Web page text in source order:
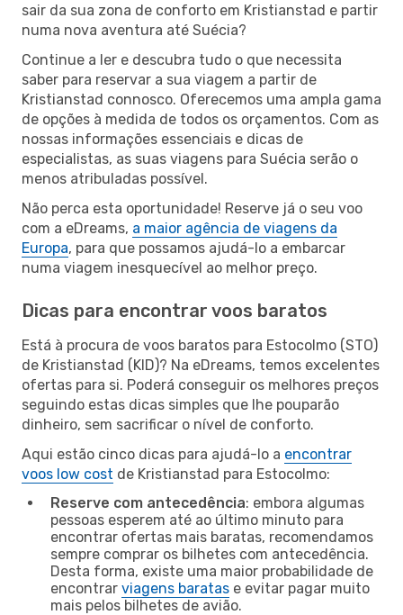
sair da sua zona de conforto em Kristianstad e partir
numa nova aventura até Suécia?
Continue a ler e descubra tudo o que necessita
saber para reservar a sua viagem a partir de
Kristianstad connosco. Oferecemos uma ampla gama
de opções à medida de todos os orçamentos. Com as
nossas informações essenciais e dicas de
especialistas, as suas viagens para Suécia serão o
menos atribuladas possível.
Não perca esta oportunidade! Reserve já o seu voo
com a eDreams, a maior agência de viagens da
Europa, para que possamos ajudá-lo a embarcar
numa viagem inesquecível ao melhor preço.
Dicas para encontrar voos baratos
Está à procura de voos baratos para Estocolmo (STO)
de Kristianstad (KID)? Na eDreams, temos excelentes
ofertas para si. Poderá conseguir os melhores preços
seguindo estas dicas simples que lhe pouparão
dinheiro, sem sacrificar o nível de conforto.
Aqui estão cinco dicas para ajudá-lo a encontrar
voos low cost de Kristianstad para Estocolmo:
Reserve com antecedência: embora algumas
pessoas esperem até ao último minuto para
encontrar ofertas mais baratas, recomendamos
sempre comprar os bilhetes com antecedência.
Desta forma, existe uma maior probabilidade de
encontrar viagens baratas e evitar pagar muito
mais pelos bilhetes de avião.